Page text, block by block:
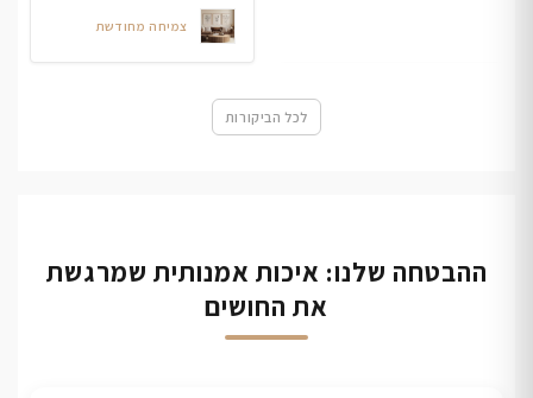
צמיחה מחודשת
לכל הביקורות
ההבטחה שלנו: איכות אמנותית שמרגשת
את החושים